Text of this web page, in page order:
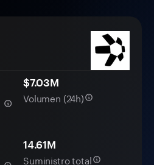
$7.03M
Volumen (24h)
14.61M
Suministro total